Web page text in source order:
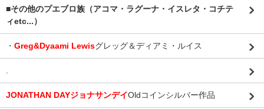
■その他のプエブロ族（アコマ・ラグーナ・イスレタ・コチテ
ィetc...）
・ Greg&Dyaami Lewisグレッグ＆ディアミ・ルイス
.
JONATHAN DAYジョナサンデイOldコインシルバー作品